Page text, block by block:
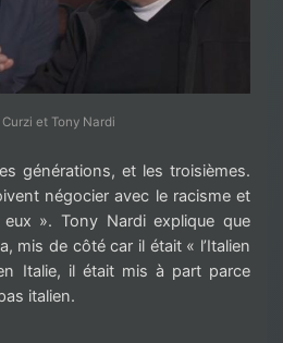
Curzi et Tony Nardi
générations, et les troisièmes.
négocier avec le racisme et
eux ». Tony Nardi explique que
mis de côté car il était « l’Italien
Italie, il était mis à part parce
italien.